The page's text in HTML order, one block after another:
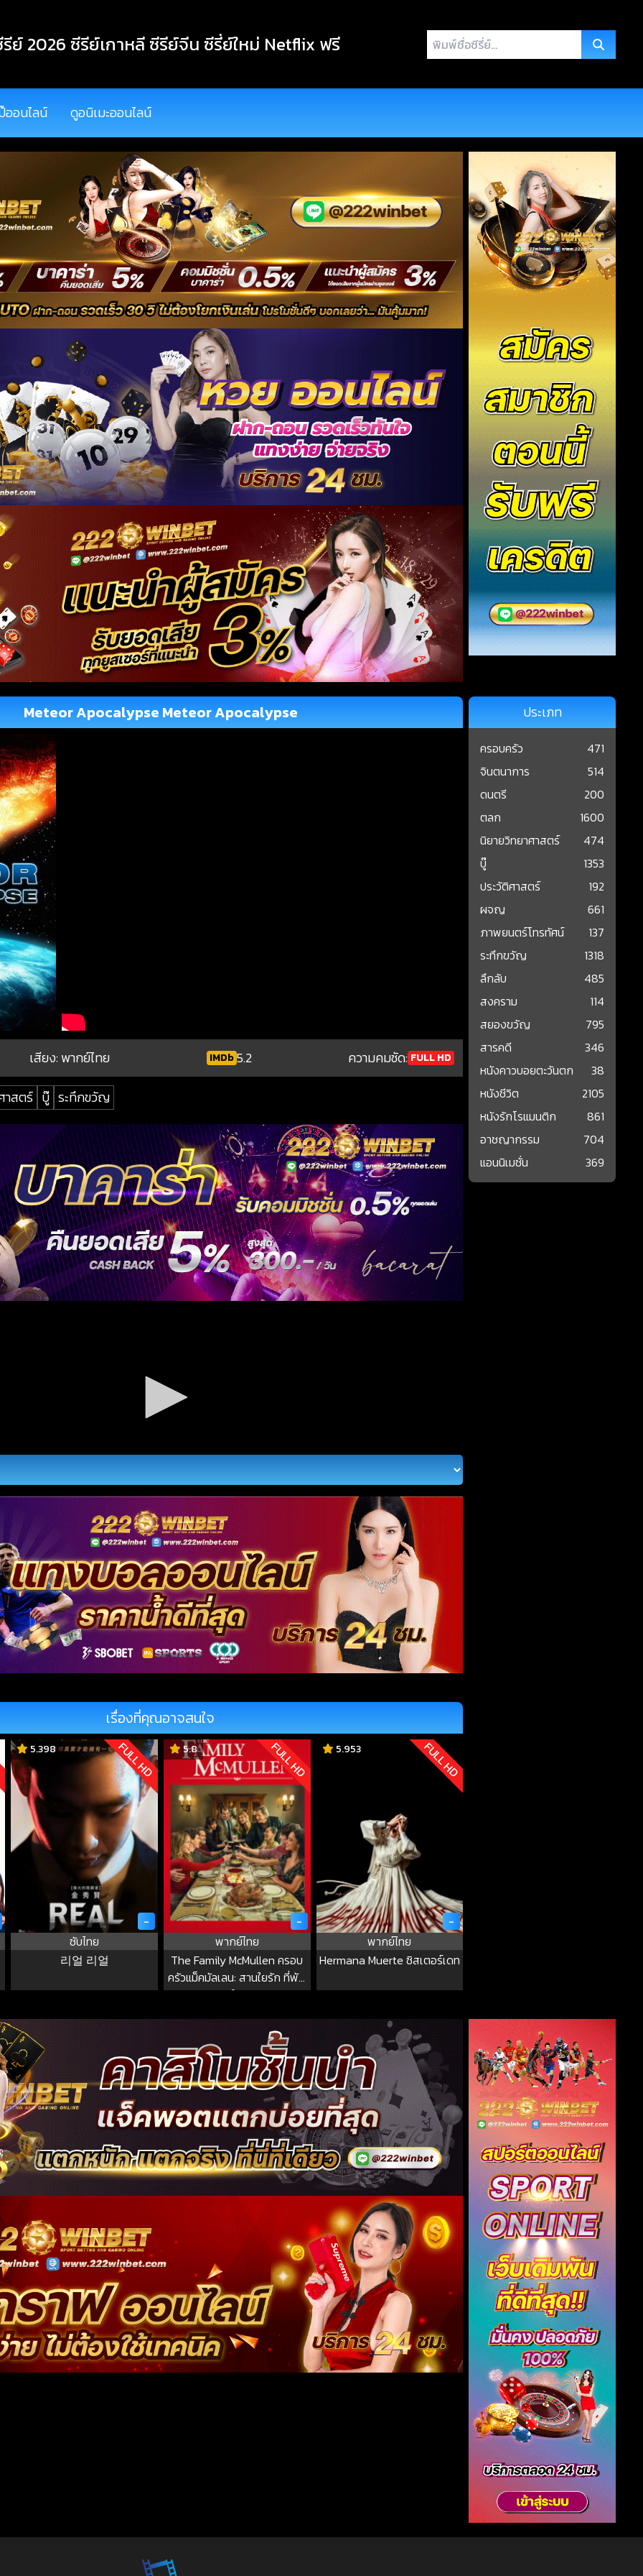
ย์ 2026 ซีรีย์เกาหลี ซีรีย์จีน ซีรี่ย์ใหม่ Netflix ฟรี
พิมพ์
ชื่อ
รี่
ออนไลน์ ดูอนิเมะออนไลน์
Meteor Apocalypse Meteor Apocalypse
เสียง: พากย์ไทย IMDb5.2 ความคมชัด: FULL HD
าสตร์ บู๊ ระทึกขวัญ
ประเภท
ครอบครัว
471
จินตนาการ
514
ดนตรี
200
ตลก
1600
นิยายวิทยาศาสตร์
474
บู๊
1353
ประวัติศาสตร์
192
ผจญ
661
ภาพยนตร์โทรทัศน์
137
ระทึกขวัญ
1318
ลึกลับ
485
สงคราม
114
สยองขวัญ
795
สารคดี
346
หนังคาวบอยตะวันตก
38
หนังชีวิต
2105
หนังรักโรแมนติก
861
อาชญากรรม
704
แอนนิเมชั่น
369
เรื่องที่คุณอาจสนใจ
5.398 FULL HD
-
ซับไทย
리얼 리얼
5.8 FULL HD
-
พากย์ไทย
The Family McMullen ครอบ
ครัวแม็คมัลเลน: สานใยรัก ที่พัก
ใจ
5.953 FULL HD
-
พากย์ไทย
Hermana Muerte ซิสเตอร์เดท